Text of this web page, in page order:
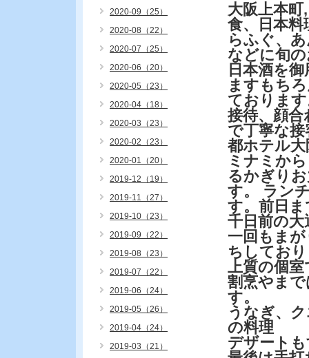
大阪上本
食、日本
らふぐ、
などに旬
日本酒を
ますもち
ておりま
接待、顔
で丁寧な
都ホテル
ミナミか
るかぎり
す。 ラン
す。前日
千日前の
一回もま
ちしてお
上質の個
割烹やま
す。
うなぎ、
の料理
デザート
2020-09（25）
2020-08（22）
2020-07（25）
2020-06（20）
2020-05（23）
2020-04（18）
2020-03（23）
2020-02（23）
2020-01（20）
2019-12（19）
2019-11（27）
2019-10（23）
2019-09（22）
2019-08（23）
2019-07（22）
2019-06（24）
2019-05（26）
2019-04（24）
2019-03（21）